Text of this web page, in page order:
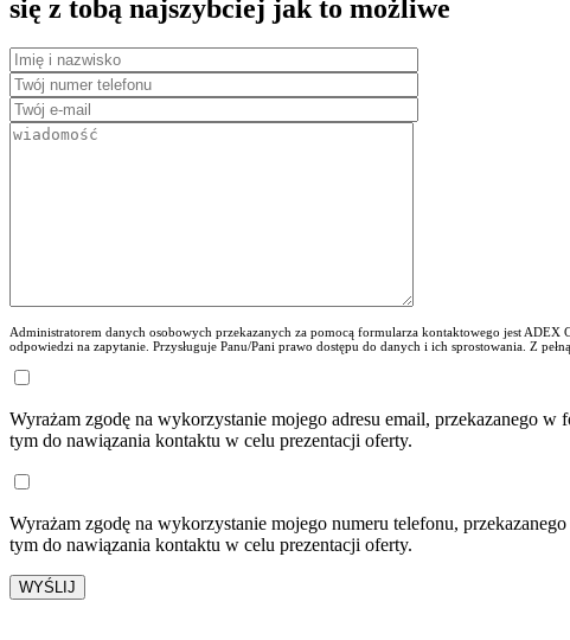
się z tobą najszybciej jak to możliwe
Administratorem danych osobowych przekazanych za pomocą formularza kontaktowego jest
odpowiedzi na zapytanie. Przysługuje Panu/Pani prawo dostępu do danych i ich sprostowania. Z
Wyrażam zgodę na wykorzystanie mojego adresu email, przekazanego
tym do nawiązania kontaktu w celu prezentacji oferty.
Wyrażam zgodę na wykorzystanie mojego numeru telefonu,
tym do nawiązania kontaktu w celu prezentacji oferty.
26.08.22